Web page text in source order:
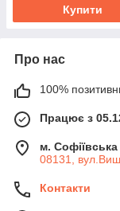
Купити
Про нас
100%
Працює з
м.
08131,
Контакти